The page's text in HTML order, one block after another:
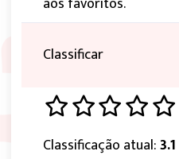
Classificar
Classificação atual:3.1